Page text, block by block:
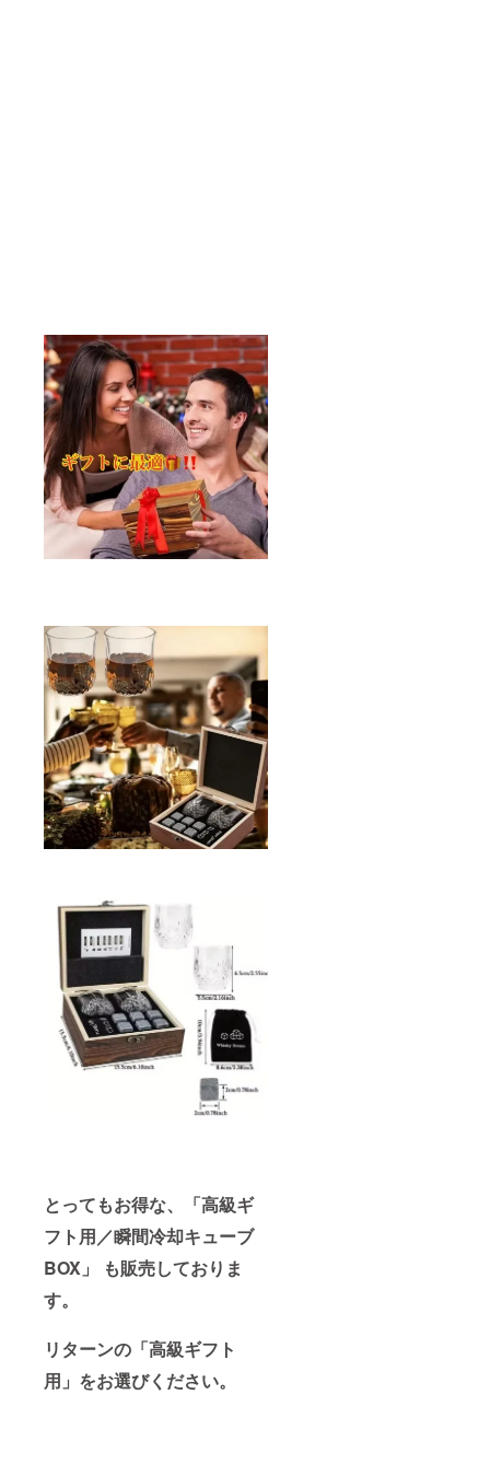
とってもお得な、「高級ギ
フト用／瞬間冷却キューブ
BOX」 も販売しておりま
す。
リターンの「高級ギフト
用」をお選びください。